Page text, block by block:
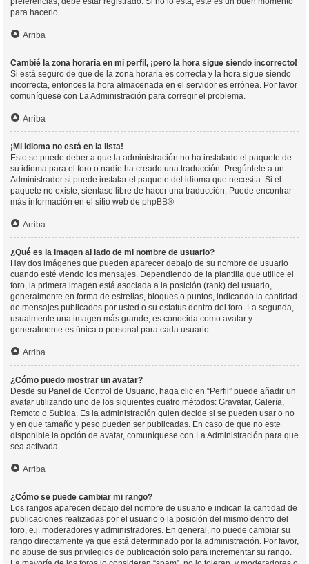
para hacerlo.
Arriba
Cambié la zona horaria en mi perfil, ¡pero la hora sigue siendo incorrecto!
Si está seguro de que de la zona horaria es correcta y la hora sigue siendo
incorrecta, entonces la hora almacenada en el servidor es errónea. Por favor
comuníquese con La Administración para corregir el problema.
Arriba
¡Mi idioma no está en la lista!
Esto se puede deber a que la administración no ha instalado el paquete de
su idioma para el foro o nadie ha creado una traducción. Pregúntele a un
Administrador si puede instalar el paquete del idioma que necesita. Si el
paquete no existe, siéntase libre de hacer una traducción. Puede encontrar
más información en el sitio web de phpBB®
Arriba
¿Qué es la imagen al lado de mi nombre de usuario?
Hay dos imágenes que pueden aparecer debajo de su nombre de usuario
cuando esté viendo los mensajes. Dependiendo de la plantilla que utilice el
foro, la primera imagen está asociada a la posición (rank) del usuario,
generalmente en forma de estrellas, bloques o puntos, indicando la cantidad
de mensajes publicados por usted o su estatus dentro del foro. La segunda,
usualmente una imagen más grande, es conocida como avatar y
generalmente es única o personal para cada usuario.
Arriba
¿Cómo puedo mostrar un avatar?
Desde su Panel de Control de Usuario, haga clic en “Perfil” puede añadir un
avatar utilizando uno de los siguientes cuatro métodos: Gravatar, Galería,
Remoto o Subida. Es la administración quien decide si se pueden usar o no
y en que tamaño y peso pueden ser publicadas. En caso de que no este
disponible la opción de avatar, comuníquese con La Administración para que
sea activada.
Arriba
¿Cómo se puede cambiar mi rango?
Los rangos aparecen debajo del nombre de usuario e indican la cantidad de
publicaciones realizadas por el usuario o la posición del mismo dentro del
foro, e.j. moderadores y administradores. En general, no puede cambiar su
rango directamente ya que está determinado por la administración. Por favor,
no abuse de sus privilegios de publicación solo para incrementar su rango.